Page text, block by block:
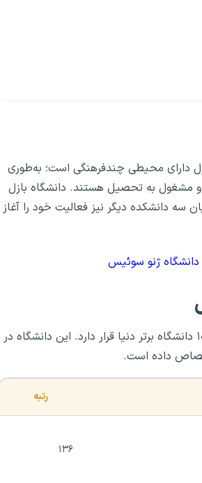
دانشگاه بازل دارای محیطی چندفرهنگی است؛ به‌طوری
گرد هم آمده‌اند و مشغول به تحصیل هستند. دانشگاه بازل
سه دانشکده دیگر نیز فعالیت خود را آغاز
دانشگاه ژنو سوئیس
در سال ۲۰۲۲، در بین ۱۰۰۰ دانشگاه برتر دنیا قرار دارد. این دانشگاه در
رتبه
۱۳۶